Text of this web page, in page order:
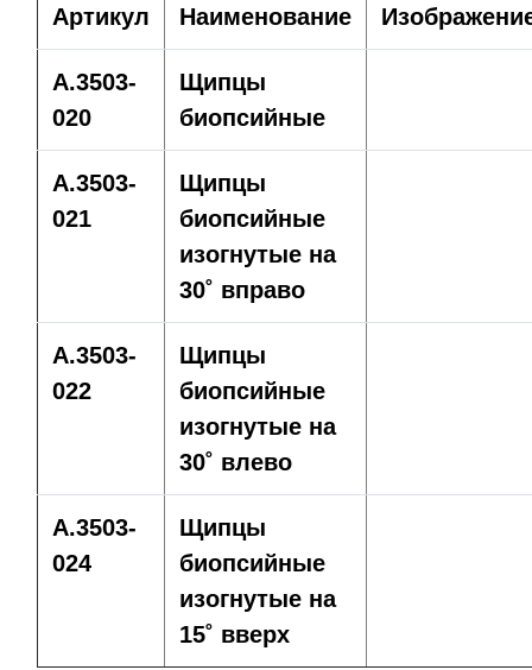
Артикул Наименование
A.3503-
020
Щипцы
биопсийные
A.3503-
021
Щипцы
биопсийные
изогнутые на
30˚ вправо
A.3503-
022
Щипцы
биопсийные
изогнутые на
30˚ влево
A.3503-
024
Щипцы
биопсийные
изогнутые на
15˚ вверх